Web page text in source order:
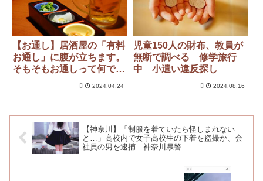
【お通し】居酒屋の「有料
お通し」に腹が立ちます。
そもそもお通しって何です
2024.04.24
児童150人の財布、教員が
無断で調べる 修学旅行
中 小遣い違反探し
2024.08.16
【神奈川】「制服を着ていたら怪しまれない
と…」高校内で女子高校生の下着を盗撮か、会
社員の男を逮捕 神奈川県警